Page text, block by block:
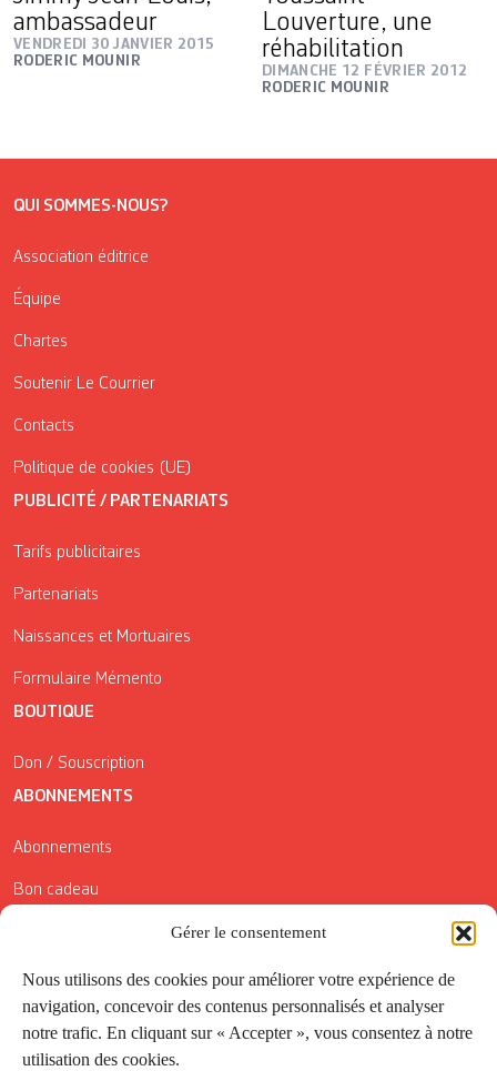
Gérer le consentement
Nous utilisons des cookies pour améliorer votre expérience de
navigation, concevoir des contenus personnalisés et analyser
notre trafic. En cliquant sur « Accepter », vous consentez à notre
utilisation des cookies.
ambassadeur
VENDREDI 30 JANVIER 2015
RODERIC MOUNIR
Louverture, une
réhabilitation
DIMANCHE 12 FÉVRIER 2012
RODERIC MOUNIR
QUI SOMMES-NOUS?
Association éditrice
Équipe
Chartes
Soutenir Le Courrier
Contacts
Politique de cookies (UE)
PUBLICITÉ / PARTENARIATS
Tarifs publicitaires
Partenariats
Naissances et Mortuaires
Formulaire Mémento
BOUTIQUE
Don / Souscription
ABONNEMENTS
Abonnements
Bon cadeau
Conditions générales de vente
Réductions de la Carte Côté Courrier
Application